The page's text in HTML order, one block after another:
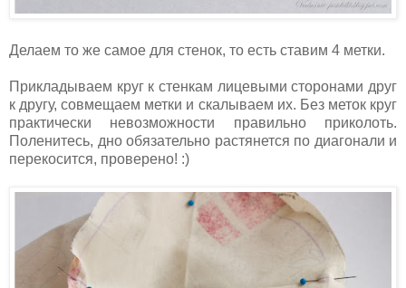
Делаем то же самое для стенок, то есть ставим 4 метки.
Прикладываем круг к стенкам лицевыми сторонами друг
к другу, совмещаем метки и скалываем их. Без меток круг
практически невозможности правильно приколоть.
Поленитесь, дно обязательно растянется по диагонали и
перекосится, проверено! :)